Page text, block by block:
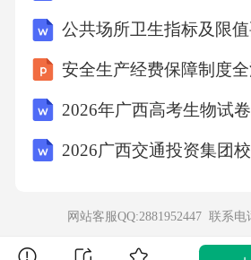
需要义务的履行，义务的履行
现。②相互促进：公民权利的
激发公民的主人翁意识，调动
极性和主动性，自觉承担对国
公共场所卫生指标及限
安全生产经费保障制度全
2026年广西高考生物试
2026广西交通投资集团
网站客服QQ:2881952447 联系电